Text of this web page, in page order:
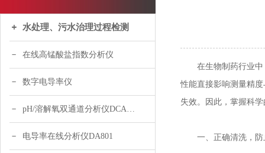
水处理、污水治理过程检测
在线高锰酸盐指数分析仪
数字电导率仪
pH/溶解氧双通道分析仪DCA120
电导率在线分析仪DA801
在生物制药行业中
性能直接影响测量精
失效。因此，掌握科
一、正确清洗，防